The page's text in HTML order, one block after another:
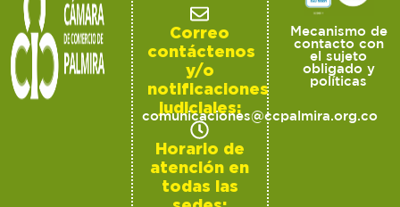
Correo
contáctenos
y/o
notificaciones
judiciales:
comunicaciones@ccpalmira.org.co
Horario de
atención en
todas las
Mecanismo de
contacto con
el sujeto
obligado y
políticas